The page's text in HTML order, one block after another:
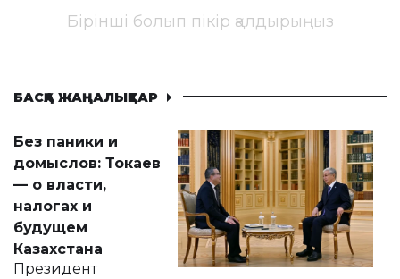
Бірінші болып пікір қалдырыңыз
БАСҚА ЖАҢАЛЫҚТАР
Без паники и
домыслов: Токаев
— о власти,
налогах и
будущем
Казахстана
Президент